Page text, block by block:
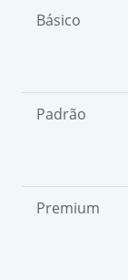
Básico
Padrão
Premium